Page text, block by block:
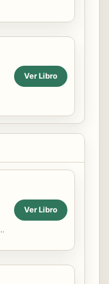
Ver Libro
Ver Libro